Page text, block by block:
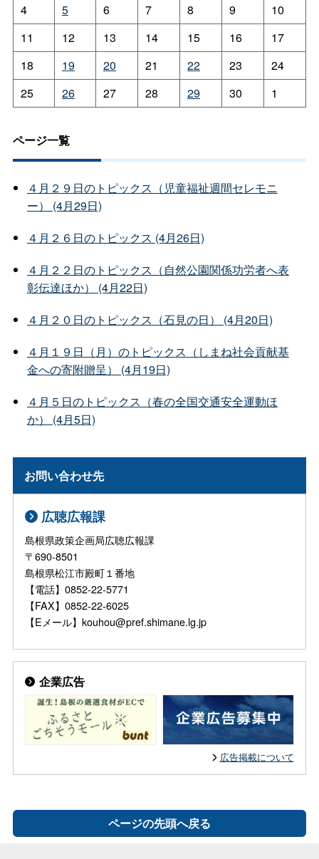
4
5 6 7 8 9
10
11
12 13 14 15 16
17
18
19 20 21 22 23
24
25
26 27 28 29 30 1
ページ一覧
４月２９日のトピックス（児童福祉週間セレモニ
ー） (4月29日)
４月２６日のトピックス (4月26日)
４月２２日のトピックス（自然公園関係功労者へ表
彰伝達ほか） (4月22日)
４月２０日のトピックス（石見の日） (4月20日)
４月１９日（月）のトピックス（しまね社会貢献基
金への寄附贈呈） (4月19日)
４月５日のトピックス（春の全国交通安全運動ほ
か） (4月5日)
お問い合わせ先
広聴広報課
島根県政策企画局広聴広報課
〒690-8501
島根県松江市殿町１番地
【電話】0852-22-5771
【FAX】0852-22-6025
【Eメール】kouhou@pref.shimane.lg.jp
企業広告
広告掲載について
ページの先頭へ戻る